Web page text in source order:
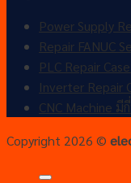
Power Supply
Repair FANUC
PLC Repair
Inverter Repair
CNC Machine มี
Copyright 2026 ©